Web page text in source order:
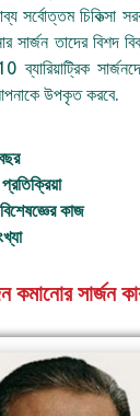
সর্বোত্তম চিকিত্সা
তাদের বিশদ
ব্যারিয়াট্রিক
উপকৃত করবে.
কাজ
সার্জন